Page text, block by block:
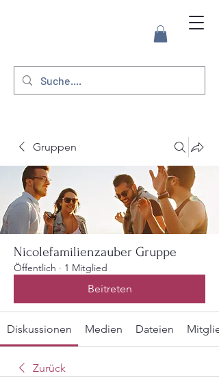
Gruppen
Nicolefamilienzauber Gruppe
Öffentlich · 1 Mitglied
Beitreten
Diskussionen Medien Dateien
Zurück